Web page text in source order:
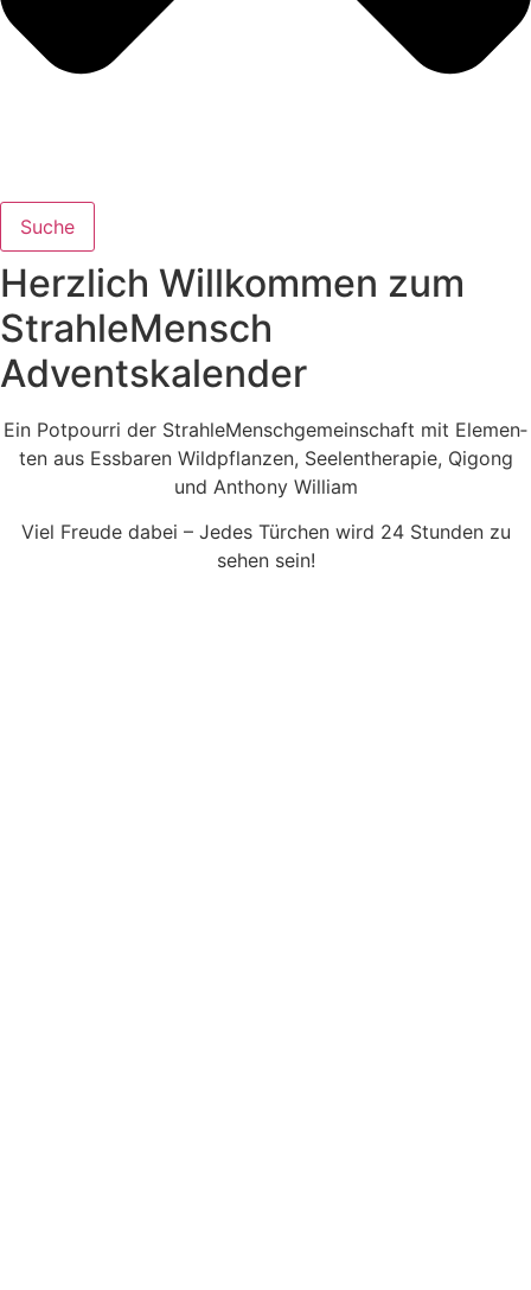
Suche
Herzlich Willkommen zum
StrahleMensch
Adventskalender
Ein Pot­pour­ri der Strah­le­Mensch­ge­mein­schaft mit Ele­men­
ten aus Ess­ba­ren Wild­pflan­zen, See­len­the­ra­pie, Qigong
und Antho­ny William
Viel Freu­de dabei – Jedes Tür­chen wird 24 Stun­den zu
sehen sein!